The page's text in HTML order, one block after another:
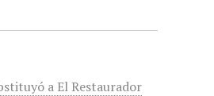
a El Restaurador